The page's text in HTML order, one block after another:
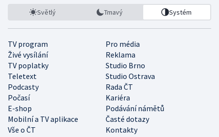
Světlý Tmavý Systém
TV program
Pro média
Živé vysílání
Reklama
TV poplatky
Studio Brno
Teletext
Studio Ostrava
Podcasty
Rada ČT
Počasí
Kariéra
E-shop
Podávání námětů
Mobilní a TV aplikace
Časté dotazy
Vše o ČT
Kontakty